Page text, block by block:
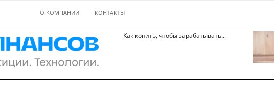
О КОМПАНИИ КОНТАКТЫ
Как копить, чтобы зарабатывать...